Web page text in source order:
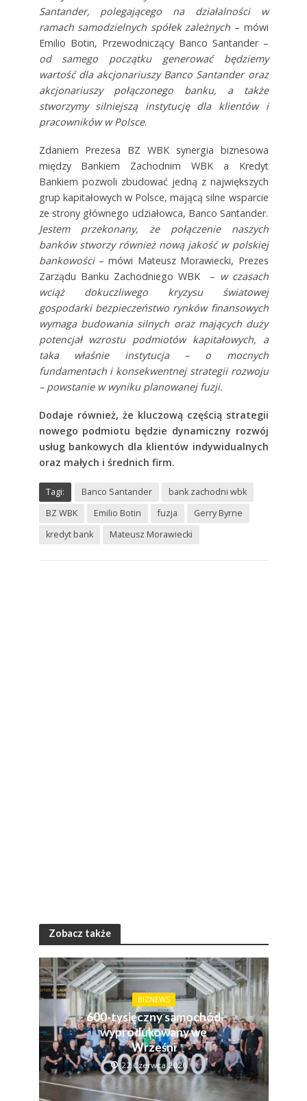
Santander, polegającego na działalności w
ramach samodzielnych spółek zależnych – mówi
Emilio Botin, Przewodniczący Banco Santander –
od samego początku generować będziemy
wartość dla akcjonariuszy Banco Santander oraz
akcjonariuszy połączonego banku, a także
stworzymy silniejszą instytucję dla klientów i
pracowników w Polsce.
Zdaniem Prezesa BZ WBK synergia biznesowa
między Bankiem Zachodnim WBK a Kredyt
Bankiem pozwoli zbudować jedną z największych
grup kapitałowych w Polsce, mającą silne wsparcie
ze strony głównego udziałowca, Banco Santander.
Jestem przekonany, że połączenie naszych
banków stworzy również nową jakość w polskiej
bankowości– mówi Mateusz Morawiecki, Prezes
Zarządu Banku Zachodniego WBK – w czasach
wciąż dokuczliwego kryzysu światowej
gospodarki bezpieczeństwo rynków finansowych
wymaga budowania silnych oraz mających duży
potencjał wzrostu podmiotów kapitałowych, a
taka właśnie instytucja – o mocnych
fundamentach i konsekwentnej strategii rozwoju
– powstanie w wyniku planowanej fuzji.
Dodaje również, że kluczową częścią strategii
nowego podmiotu będzie dynamiczny rozwój
usług bankowych dla klientów indywidualnych
oraz małych i średnich firm.
Tagi: Banco Santander
bank zachodni wbk
BZ WBK
Emilio Botin fuzja
Gerry Byrne
kredyt bank
Mateusz Morawiecki
Zobacz także
BIZNEWS
600-tysięczny samochód
wyprodukowany we
Wrześni
22 Czerwca 2026